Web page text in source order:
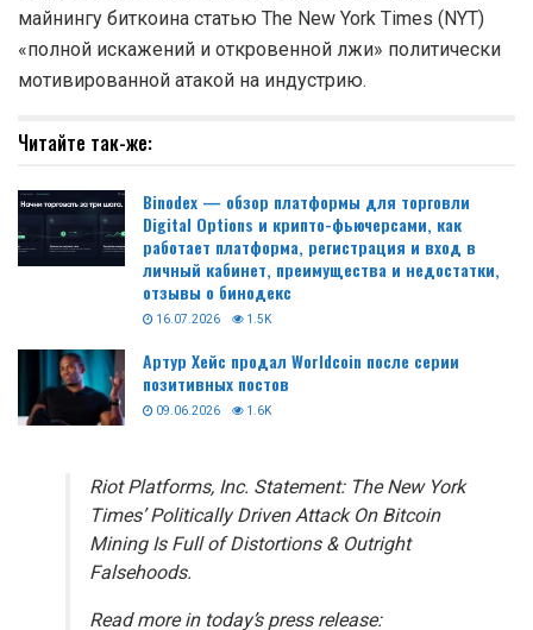
майнингу биткоина статью The New York Times (NYT)
«полной искажений и откровенной лжи» политически
мотивированной атакой на индустрию.
Читайте так-же:
Binodex — обзор платформы для торговли
Digital Options и крипто-фьючерсами, как
работает платформа, регистрация и вход в
личный кабинет, преимущества и недостатки,
отзывы о бинодекс
16.07.2026 1.5K
Артур Хейс продал Worldcoin после серии
позитивных постов
09.06.2026 1.6K
Riot Platforms, Inc. Statement: The New York
Times’ Politically Driven Attack On Bitcoin
Mining Is Full of Distortions & Outright
Falsehoods.
Read more in today’s press release: